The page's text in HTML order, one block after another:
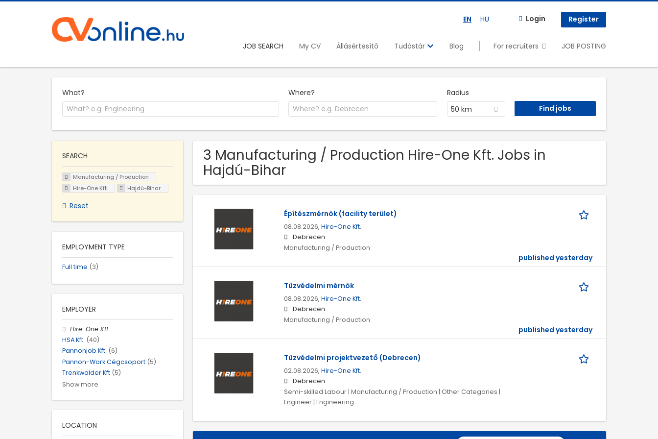
EN HU Login Register
JOB SEARCH My CV Állásértesítő Tudástár Blog For recruiters JOB POSTING
What? Where?
Radius
50 km
3 Manufacturing / Production Hire-One Kft. Jobs in
Hajdú-Bihar
Építészmérnök (facility terület)
08.08.2026, Hire-One Kft.
Debrecen
Manufacturing / Production
published yesterday
Tűzvédelmi mérnök
08.08.2026, Hire-One Kft.
Debrecen
Manufacturing / Production
published yesterday
Tűzvédelmi projektvezető (Debrecen)
02.08.2026, Hire-One Kft.
Debrecen
Semi-skilled Labour | Manufacturing / Production | Other Categories |
Engineer | Engineering
SEARCH
Manufacturing / Production
Hire-One Kft.
Hajdú-Bihar
Reset
EMPLOYMENT TYPE
Full time (3)
EMPLOYER
Hire-One Kft.
HSA Kft. (40)
Pannonjob Kft. (6)
Pannon-Work Cégcsoport (5)
Trenkwalder Kft (5)
Show more
LOCATION